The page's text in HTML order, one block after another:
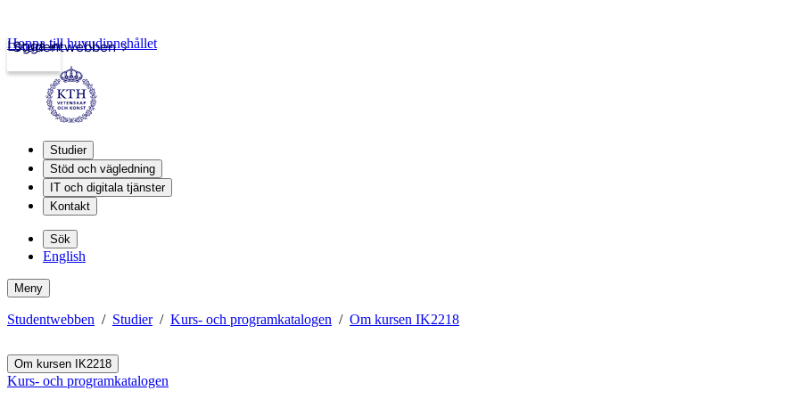
Studentwebben
Logga in
Hoppa till huvudinnehållet
Studier
Stöd och vägledning
IT och digitala tjänster
Kontakt
Sök
English
Meny
Studentwebben Studier Kurs- och programkatalogen Om kursen IK2218
Om kursen IK2218
Kurs- och programkatalogen